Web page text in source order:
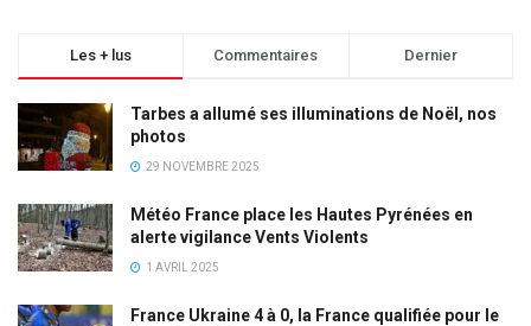
Les + lus Commentaires Dernier
Tarbes a allumé ses illuminations de Noël, nos
photos
29 NOVEMBRE 2025
Météo France place les Hautes Pyrénées en
alerte vigilance Vents Violents
1 AVRIL 2025
France Ukraine 4 à 0, la France qualifiée pour le